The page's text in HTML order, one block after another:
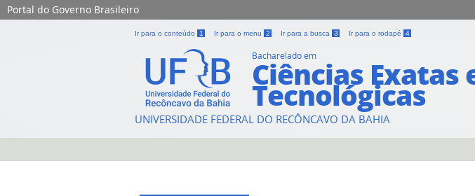
Portal do Governo Brasileiro
Ir para o conteúdo 1 Ir para o menu 2 Ir para a busca 3 Ir para o rodapé 4
Bacharelado em
Ciências Exatas
Tecnológicas
UNIVERSIDADE FEDERAL DO RECÔNCAVO DA BAHIA